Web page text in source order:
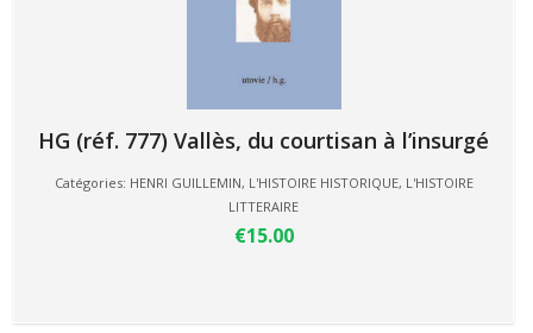
HG (réf. 777) Vallès, du courtisan à l’insurgé
Catégories: HENRI GUILLEMIN, L'HISTOIRE HISTORIQUE, L'HISTOIRE
LITTERAIRE
€15.00